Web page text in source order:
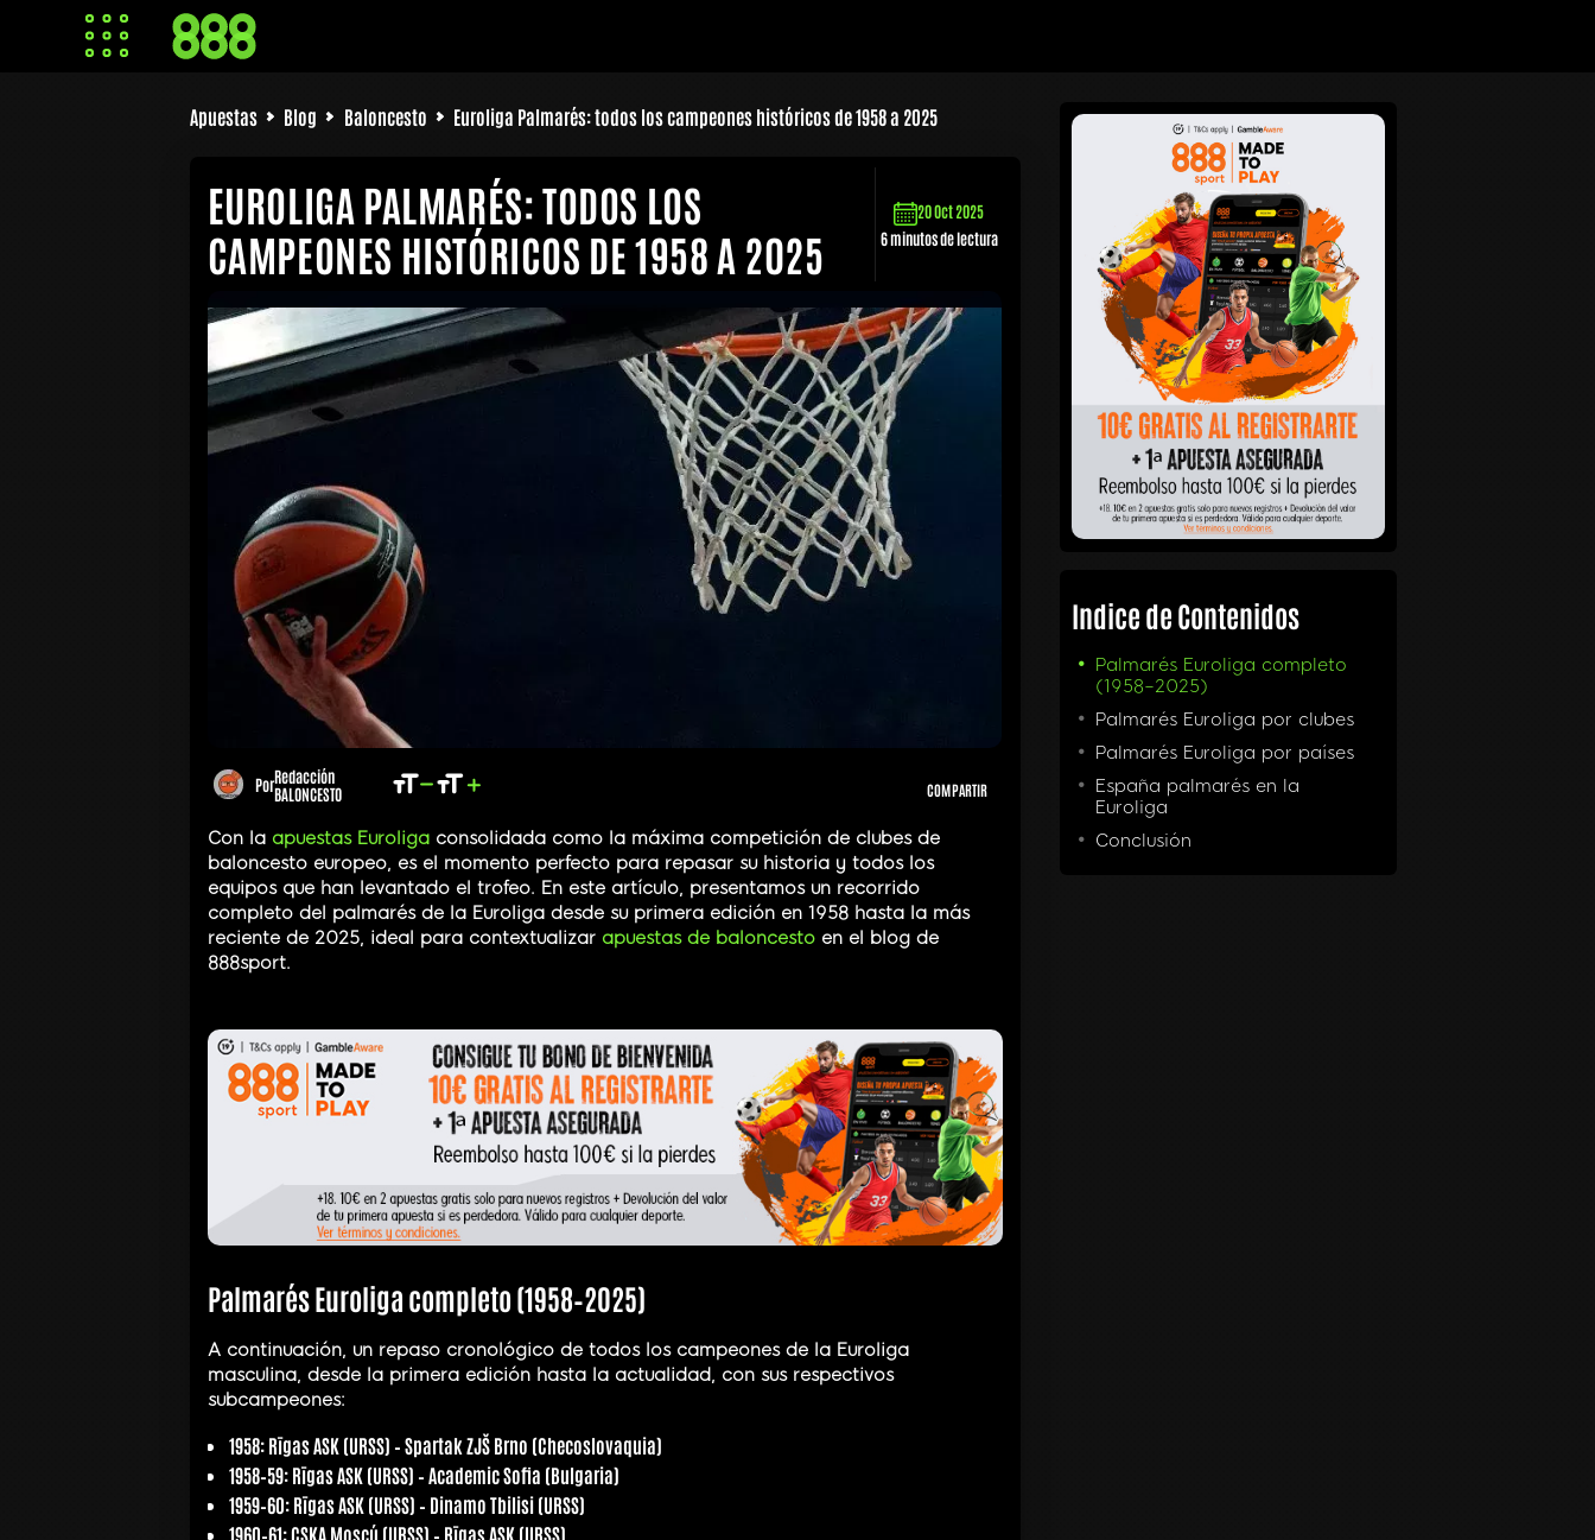
Apuestas Blog Baloncesto Euroliga Palmarés: todos los campeones históricos de 1958 a 2025
EUROLIGA PALMARÉS: TODOS LOS
CAMPEONES HISTÓRICOS DE 1958 A 2025
20 Oct 2025
6 minutos de lectura
PorRedacción
BALONCESTO
COMPARTIR
Con la apuestas Euroligaconsolidada como la máxima competición de clubes de
baloncesto europeo, es el momento perfecto para repasar su historia y todos los
equipos que han levantado el trofeo. En este artículo, presentamos un recorrido
completo del palmarés de la Euroliga desde su primera edición en 1958 hasta la más
reciente de 2025, ideal para contextualizar apuestas de baloncestoen el blog de
888sport.
Palmarés Euroliga completo (1958–2025)
A continuación, un repaso cronológico de todos los campeones de la Euroliga
masculina, desde la primera edición hasta la actualidad, con sus respectivos
subcampeones:
1958:Rīgas ASK (URSS) – Spartak ZJŠ Brno (Checoslovaquia)
1958–59:Rīgas ASK (URSS) – Academic Sofia (Bulgaria)
1959–60:Rīgas ASK (URSS) – Dinamo Tbilisi (URSS)
1960–61:CSKA Moscú (URSS) – Rīgas ASK (URSS)
Indice de Contenidos
Palmarés Euroliga completo
(1958–2025)
Palmarés Euroliga por clubes
Palmarés Euroliga por países
España palmarés en la
Euroliga
Conclusión